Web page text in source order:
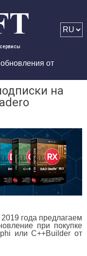
от
на
года предлагаем
при покупке
или C++Builder от